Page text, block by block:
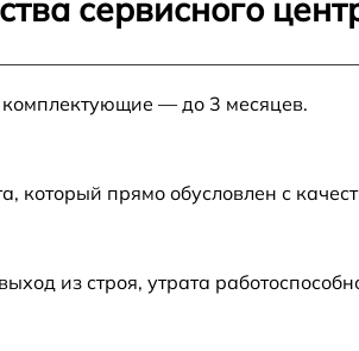
от 60 мин
сервисного
комплектующие — до 3 месяцев.
который прямо обусловлен с
из строя, утрата